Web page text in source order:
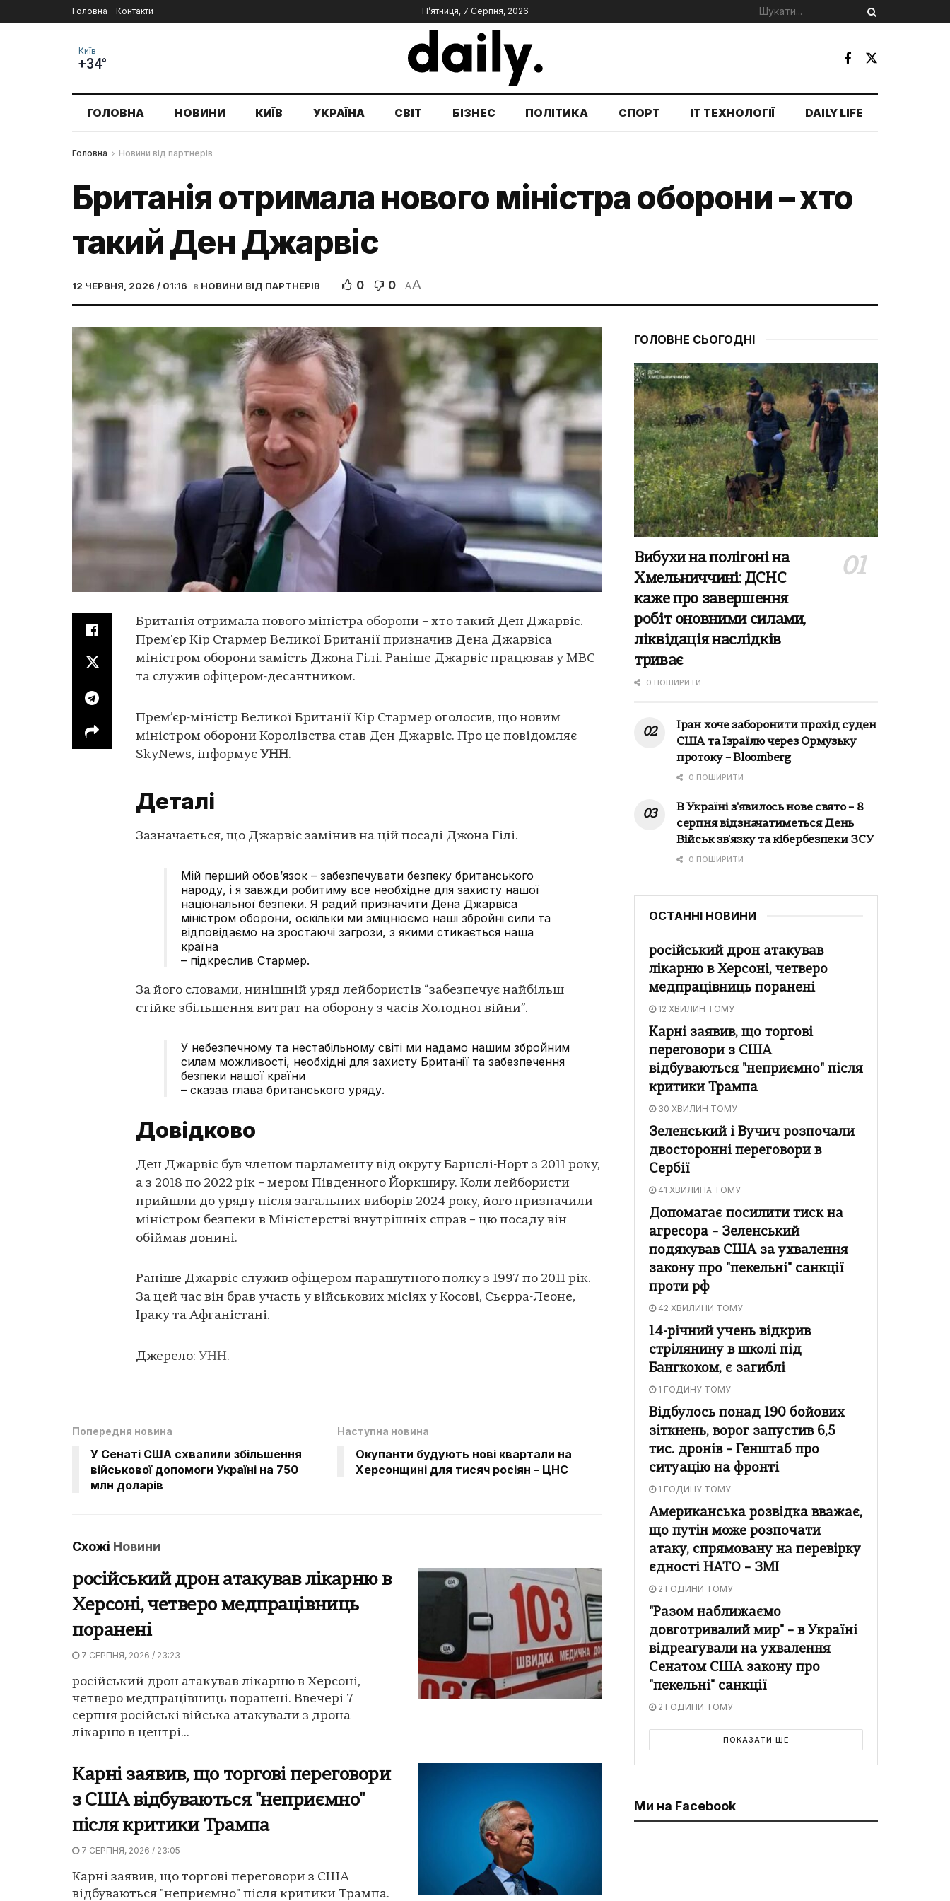
Головна Контакти П’ятниця, 7 Серпня, 2026
Київ
+34°
ГОЛОВНА НОВИНИ КИЇВ УКРАЇНА СВІТ БІЗНЕС ПОЛІТИКА СПОРТ IT ТЕХНОЛОГІЇ DAILY LIFE
Головна Новини від партнерів
Британія отримала нового міністра оборони – хто
такий Ден Джарвіс
12 ЧЕРВНЯ, 2026 / 01:16 в НОВИНИ ВІД ПАРТНЕРІВ 0 0 AA
Британія отримала нового міністра оборони – хто такий Ден Джарвіс.
Прем'єр Кір Стармер Великої Британії призначив Дена Джарвіса
міністром оборони замість Джона Гілі. Раніше Джарвіс працював у МВС
та служив офіцером-десантником.
Прем’єр-міністр Великої Британії Кір Стармер оголосив, що новим
міністром оборони Королівства став Ден Джарвіс. Про це повідомляє
SkyNews, інформує УНН.
Деталі
Зазначається, що Джарвіс замінив на цій посаді Джона Гілі.
Мій перший обов’язок – забезпечувати безпеку британського
народу, і я завжди робитиму все необхідне для захисту нашої
національної безпеки. Я радий призначити Дена Джарвіса
міністром оборони, оскільки ми зміцнюємо наші збройні сили та
відповідаємо на зростаючі загрози, з якими стикається наша
країна
– підкреслив Стармер.
За його словами, нинішній уряд лейбористів “забезпечує найбільш
стійке збільшення витрат на оборону з часів Холодної війни”.
У небезпечному та нестабільному світі ми надамо нашим збройним
силам можливості, необхідні для захисту Британії та забезпечення
безпеки нашої країни
– сказав глава британського уряду.
Довідково
Ден Джарвіс був членом парламенту від округу Барнслі-Норт з 2011 року,
а з 2018 по 2022 рік – мером Південного Йоркширу. Коли лейбористи
прийшли до уряду після загальних виборів 2024 року, його призначили
міністром безпеки в Міністерстві внутрішніх справ – цю посаду він
обіймав донині.
Раніше Джарвіс служив офіцером парашутного полку з 1997 по 2011 рік.
За цей час він брав участь у військових місіях у Косові, Сьєрра-Леоне,
Іраку та Афганістані.
Джерело: УНН.
Попередня новина
У Сенаті США схвалили збільшення
військової допомоги Україні на 750
млн доларів
Наступна новина
Окупанти будують нові квартали на
Херсонщині для тисяч росіян – ЦНС
Схожі Новини
російський дрон атакував лікарню в
Херсоні, четверо медпрацівниць
поранені
7 СЕРПНЯ, 2026 / 23:23
російський дрон атакував лікарню в Херсоні,
четверо медпрацівниць поранені. Ввечері 7
серпня російські війська атакували з дрона
лікарню в центрі...
Карні заявив, що торгові переговори
з США відбуваються "неприємно"
після критики Трампа
7 СЕРПНЯ, 2026 / 23:05
Карні заявив, що торгові переговори з США
відбуваються "неприємно" після критики Трампа.
ГОЛОВНЕ СЬОГОДНІ
Вибухи на полігоні на
Хмельниччині: ДСНС
каже про завершення
робіт оновними силами,
ліквідація наслідків
триває
0 ПОШИРИТИ
Іран хоче заборонити прохід суден
США та Ізраїлю через Ормузьку
протоку – Bloomberg
0 ПОШИРИТИ
В Україні з'явилось нове свято – 8
серпня відзначатиметься День
Військ зв'язку та кібербезпеки ЗСУ
0 ПОШИРИТИ
ОСТАННІ НОВИНИ
російський дрон атакував
лікарню в Херсоні, четверо
медпрацівниць поранені
12 ХВИЛИН ТОМУ
Карні заявив, що торгові
переговори з США
відбуваються "неприємно" після
критики Трампа
30 ХВИЛИН ТОМУ
Зеленський і Вучич розпочали
двосторонні переговори в
Сербії
41 ХВИЛИНА ТОМУ
Допомагає посилити тиск на
агресора – Зеленський
подякував США за ухвалення
закону про "пекельні" санкції
проти рф
42 ХВИЛИНИ ТОМУ
14-річний учень відкрив
стрілянину в школі під
Бангкоком, є загиблі
1 ГОДИНУ ТОМУ
Відбулось понад 190 бойових
зіткнень, ворог запустив 6,5
тис. дронів – Генштаб про
ситуацію на фронті
1 ГОДИНУ ТОМУ
Американська розвідка вважає,
що путін може розпочати
атаку, спрямовану на перевірку
єдності НАТО – ЗМІ
2 ГОДИНИ ТОМУ
"Разом наближаємо
довготривалий мир" – в Україні
відреагували на ухвалення
Сенатом США закону про
"пекельні" санкції
2 ГОДИНИ ТОМУ
ПОКАЗАТИ ЩЕ
Ми на Facebook